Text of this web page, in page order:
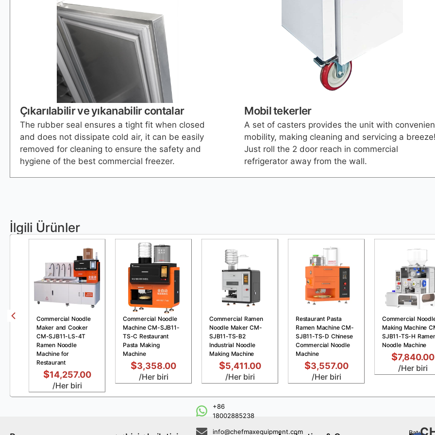
Çıkarılabilir ve yıkanabilir contalar
The rubber seal ensures a tight fit when closed
and does not dissipate cold air, it can be easily
removed for cleaning to ensure the safety and
hygiene of the best commercial freezer.
Mobil tekerler
A set of casters provides the unit with
mobility, making cleaning and servicing a
Just roll the 2 door reach in commercial
refrigerator away from the wall.
İlgili Ürünler
Commercial Noodle
Maker and Cooker
CM-SJB11-LS-4T
Ramen Noodle
Machine for
Restaurant
$14,257.00
/Her biri
Commercial Noodle
Machine CM-SJB11-
TS-C Restaurant
Pasta Making
Machine
$3,358.00
/Her biri
Commercial Ramen
Noodle Maker CM-
SJB11-TS-B2
Industrial Noodle
Making Machine
$5,411.00
/Her biri
Restaurant Pasta
Ramen Machine CM-
SJB11-TS-D Chinese
Commercial Noodle
Machine
$3,557.00
/Her biri
Commercial
Making Machine
SJB11-TS-H
Noodle Machine
$7,840.00
/Her biri
+86
18002885238
info@chefmaxequipment.com Batı